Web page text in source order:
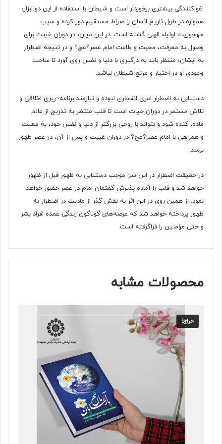
اغواکنندگی بیشتری برخوردار است و شیطان با استفاده از این دو ابزار،
همواره در طول تاریخ انسان را صراط مستقیم دور کرده و سبب
مهجوریت اولیاء الهی گشته است. در این میان، در دوران غیبت برای
وصول به معرفت، محبت و طاعت امام عصر؟عج؟ و در نتیجه اضطرار
به ایشان، منتظر باید به درگیری با دنیا و نفس روی آورد تا ساحت
وجودی او در اختیار و مرتع شیطان نباشد.
دستیابی به اضطرار امری انفجاری نبوده و نیازمند برنامه¬ریزی اخلاقی و
تلاش مستمر در دوران حیات است تا قلب منتظر به تدریج از عالم
ماده، کنده شود و بتواند با روحی بزرگتر از دنیا و نفس خود، به معیت
و همراهی با امام عصر؟عج؟ در دوران غیبت و پس از آن، در عصر ظهور
برسد.
در حقیقت اضطرار در این سرا موجب دستیابی به ظهور قبل از ظهور
خواهد شد و قلب را آماده پذیرش گفتمان امام در عصر حضور خواهد
نمود. از همین روی در این اثر به نقش گذر از مادیت در اضطرار به
ظهور پرداخته خواهد شد که عرصه‌های گوناگون زندگی عمده افراد بشر
و حتی مؤمنین را فراگرفته است.
محصولات مشابه
حراج!